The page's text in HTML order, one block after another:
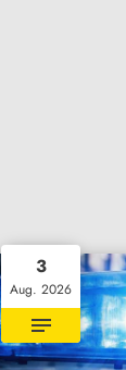
3
Aug. 2026